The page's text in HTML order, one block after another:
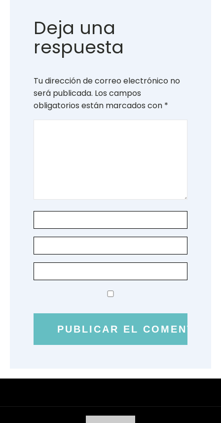
Deja una
respuesta
Tu dirección de correo electrónico no
será publicada. Los campos
obligatorios están marcados con *